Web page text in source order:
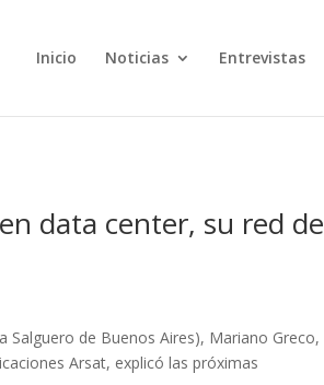
Inicio Noticias Entrevistas
data center, su red de
Salguero de Buenos Aires), Mariano Greco,
Arsat, explicó las próximas